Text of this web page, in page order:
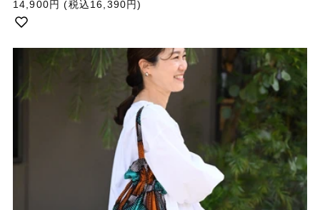
常
価
格
14,900円(税込16,390円)